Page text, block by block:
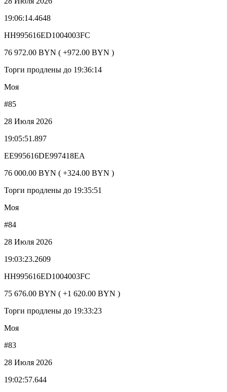
19:06:14.4648
HH995616ED1004003FC
76 972.00 BYN ( +972.00 BYN )
Торги продлены до 19:36:14
Моя
#85
28 Июля 2026
19:05:51.897
EE995616DE997418EA
76 000.00 BYN ( +324.00 BYN )
Торги продлены до 19:35:51
Моя
#84
28 Июля 2026
19:03:23.2609
HH995616ED1004003FC
75 676.00 BYN ( +1 620.00 BYN )
Торги продлены до 19:33:23
Моя
#83
28 Июля 2026
19:02:57.644